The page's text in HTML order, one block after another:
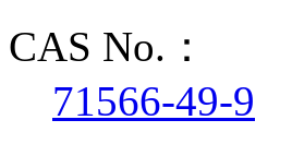
CAS No.：
71566-49-9